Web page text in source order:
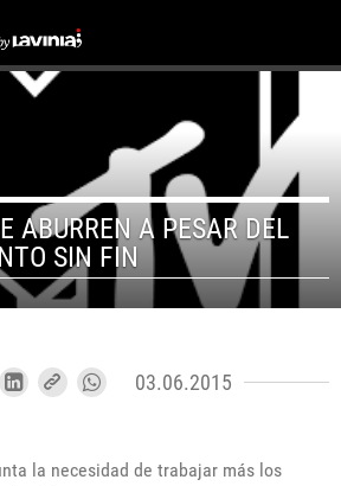
ABURREN A PESAR DEL
SIN FIN
03.06.2015
la necesidad de trabajar más los